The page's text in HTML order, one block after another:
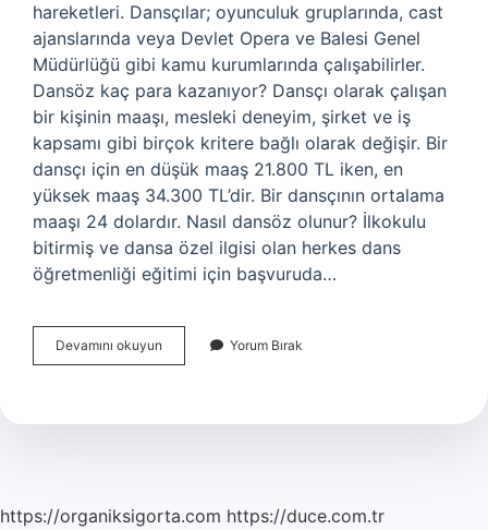
hareketleri. Dansçılar; oyunculuk gruplarında, cast
ajanslarında veya Devlet Opera ve Balesi Genel
Müdürlüğü gibi kamu kurumlarında çalışabilirler.
Dansöz kaç para kazanıyor? Dansçı olarak çalışan
bir kişinin maaşı, mesleki deneyim, şirket ve iş
kapsamı gibi birçok kritere bağlı olarak değişir. Bir
dansçı için en düşük maaş 21.800 TL iken, en
yüksek maaş 34.300 TL’dir. Bir dansçının ortalama
maaşı 24 dolardır. Nasıl dansöz olunur? İlkokulu
bitirmiş ve dansa özel ilgisi olan herkes dans
öğretmenliği eğitimi için başvuruda…
Devamını okuyun
Mesleği
Yorum Bırak
https://organiksigorta.com https://duce.com.tr